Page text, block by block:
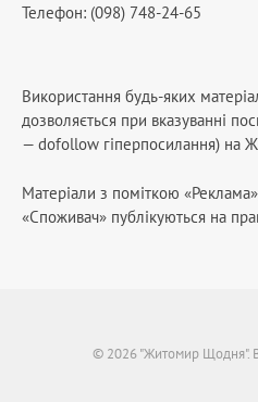
Телефон: (098) 748-24-65
Використання будь-яких
дозволяється при вказуванні
— dofollow гіперпосилання) на
Матеріали з поміткою
«Споживач» публікуються на
© 2026 "Житомир Щодня".